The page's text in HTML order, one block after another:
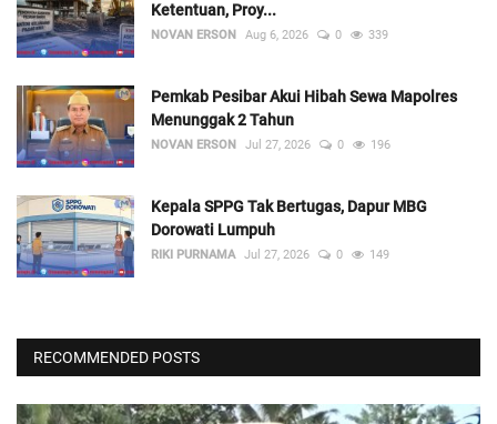
Ketentuan, Proy...
NOVAN ERSON Aug 6, 2026 0 339
Pemkab Pesibar Akui Hibah Sewa Mapolres
Menunggak 2 Tahun
NOVAN ERSON Jul 27, 2026 0 196
Kepala SPPG Tak Bertugas, Dapur MBG
Dorowati Lumpuh
RIKI PURNAMA Jul 27, 2026 0 149
RECOMMENDED POSTS